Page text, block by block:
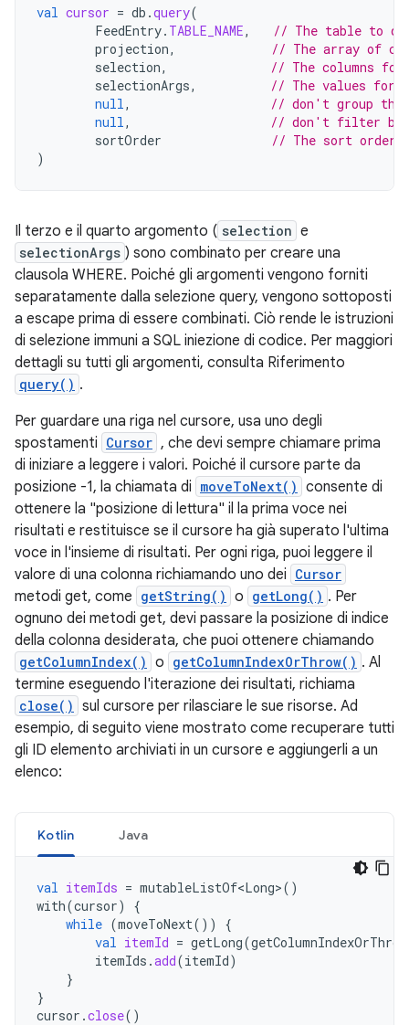
val cursor = db .query(
FeedEntry. TABLE_NAME,
// The table to
projection,
// The array of
selection,
// The columns for
selectionArgs,
// The values for
null,
// don't group the
null,
// don't filter by
sortOrder
// The sort order
)
Il terzo e il quarto argomento ( selection e
selectionArgs ) sono combinato per creare una
clausola WHERE. Poiché gli argomenti vengono forniti
separatamente dalla selezione query, vengono sottoposti
a escape prima di essere combinati. Ciò rende le istruzioni
di selezione immuni a SQL iniezione di codice. Per maggiori
dettagli su tutti gli argomenti, consulta Riferimento
query() .
Per guardare una riga nel cursore, usa uno degli
spostamenti Cursor , che devi sempre chiamare prima
di iniziare a leggere i valori. Poiché il cursore parte da
posizione -1, la chiamata di moveToNext() consente di
ottenere la "posizione di lettura" il la prima voce nei
risultati e restituisce se il cursore ha già superato l'ultima
voce in l'insieme di risultati. Per ogni riga, puoi leggere il
valore di una colonna richiamando uno dei Cursor
metodi get, come getString() o getLong() . Per
ognuno dei metodi get, devi passare la posizione di indice
della colonna desiderata, che puoi ottenere chiamando
getColumnIndex() o getColumnIndexOrThrow() . Al
termine eseguendo l'iterazione dei risultati, richiama
close() sul cursore per rilasciare le sue risorse. Ad
esempio, di seguito viene mostrato come recuperare tutti
gli ID elemento archiviati in un cursore e aggiungerli a un
elenco:
Kotlin Java
val itemIds = mutableListOf<Long>()
with(cursor)
{
while (moveToNext())
{
val itemId = getLong(getColumnIndexOrThrow
itemIds .add(itemId)
}
}
cursor .close()